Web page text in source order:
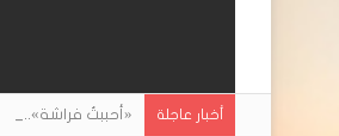
أخبار عاجلة «أحببتُ فراشة»..